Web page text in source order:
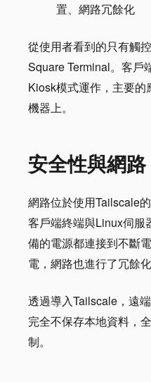
置、網路冗餘化
從使用者看到的只有觸
Square Terminal。客戶
Kiosk模式運作，主要
機器上。
安全性與網路
網路位於使用Tailscale
客戶端終端與Linux伺服
備的電源都連接到不斷
電，網路也進行了冗餘
透過導入Tailscale，遠
完全不保存本地資料，
制。